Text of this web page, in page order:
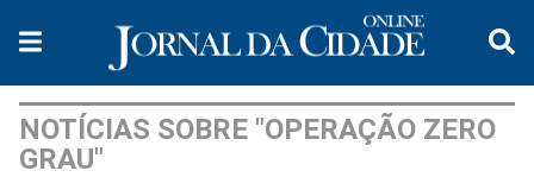
NOTÍCIAS SOBRE "OPERAÇÃO ZERO
GRAU"